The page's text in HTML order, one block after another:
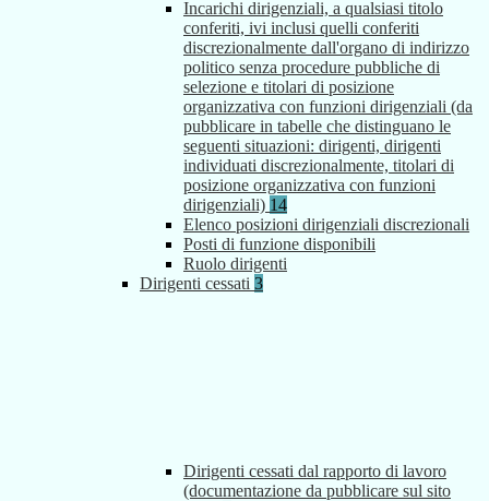
Incarichi dirigenziali, a qualsiasi titolo
conferiti, ivi inclusi quelli conferiti
discrezionalmente dall'organo di indirizzo
politico senza procedure pubbliche di
selezione e titolari di posizione
organizzativa con funzioni dirigenziali (da
pubblicare in tabelle che distinguano le
seguenti situazioni: dirigenti, dirigenti
individuati discrezionalmente, titolari di
posizione organizzativa con funzioni
dirigenziali) 14
Elenco posizioni dirigenziali discrezionali
Posti di funzione disponibili
Ruolo dirigenti
Dirigenti cessati 3
Dirigenti cessati dal rapporto di lavoro
(documentazione da pubblicare sul sito